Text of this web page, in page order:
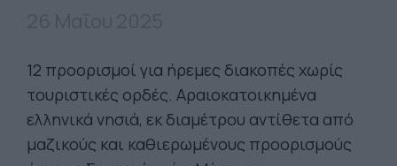
12 προορισμοί για ήρεμες διακοπές χωρίς
τουριστικές ορδές. Αραιοκατοικημένα
ελληνικά νησιά, εκ διαμέτρου αντίθετα από
μαζικούς και καθιερωμένους προορισμούς